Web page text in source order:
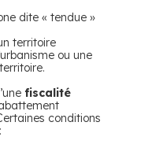
dite « tendue »
territoire
ou une
fiscalité
conditions